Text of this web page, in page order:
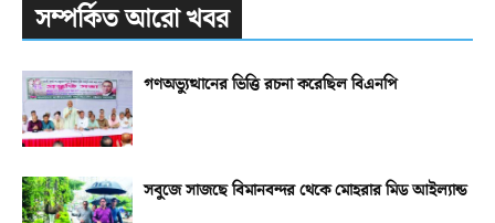
সম্পর্কিত আরো খবর
গণঅভ্যুত্থানের ভিত্তি রচনা করেছিল বিএনপি
সবুজে সাজছে বিমানবন্দর থেকে মোহরার মিড আইল্যান্ড